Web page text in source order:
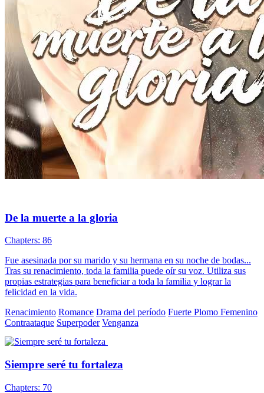
De la muerte a la gloria
Chapters: 86
Fue asesinada por su marido y su hermana en su noche de bodas...
Tras su renacimiento, toda la familia puede oír su voz. Utiliza sus
propias estrategias para beneficiar a toda la familia y lograr la
felicidad en la vida.
Renacimiento Romance Drama del período Fuerte Plomo Femenino
Contraataque Superpoder Venganza
Siempre seré tu fortaleza
Chapters: 70